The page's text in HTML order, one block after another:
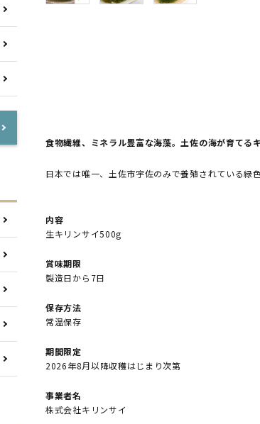
食物繊維、ミネラル豊富な海藻。土佐の海が育てるキ
日本では唯一、土佐市宇佐のみで養殖されている緑
内容
生キリンサイ500g
賞味期限
製造日から7日
保存方法
常温保存
期間限定
2026年8月以降収穫はじまり次第
事業者名
株式会社キリンサイ